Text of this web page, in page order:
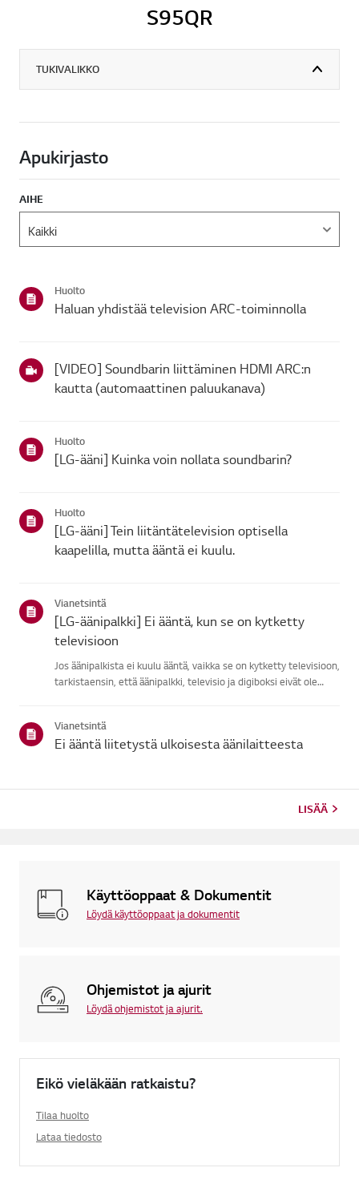
S95QR
TUKIVALIKKO
Apukirjasto
AIHE
Huolto
Haluan yhdistää television ARC-toiminnolla
[VIDEO] Soundbarin liittäminen HDMI ARC:n
kautta (automaattinen paluukanava)
Huolto
[LG-ääni] Kuinka voin nollata soundbarin?
Huolto
[LG-ääni] Tein liitäntätelevision optisella
kaapelilla, mutta ääntä ei kuulu.
Vianetsintä
[LG-äänipalkki] Ei ääntä, kun se on kytketty
televisioon
Jos äänipalkista ei kuulu ääntä, vaikka se on kytketty televisioon,
tarkistaensin, että äänipalkki, televisio ja digiboksi eivät ole
Vianetsintä
Ei ääntä liitetystä ulkoisesta äänilaitteesta
LISÄÄ
Käyttöoppaat & Dokumentit
Löydä käyttöoppaat ja dokumentit
Ohjemistot ja ajurit
Löydä ohjemistot ja ajurit.
Eikö vieläkään ratkaistu?
Tilaa huolto
Lataa tiedosto